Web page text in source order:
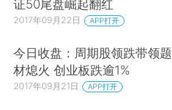
证50尾盘崛起翻红
2017年09月22日 APP打开
今日收盘：周期股领跌带领题
材熄火 创业板跌逾1%
2017年09月21日 APP打开